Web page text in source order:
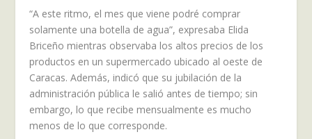
“A este ritmo, el mes que viene podré comprar
solamente una botella de agua”, expresaba Elida
Briceño mientras observaba los altos precios de los
productos en un supermercado ubicado al oeste de
Caracas. Además, indicó que su jubilación de la
administración pública le salió antes de tiempo; sin
embargo, lo que recibe mensualmente es mucho
menos de lo que corresponde.